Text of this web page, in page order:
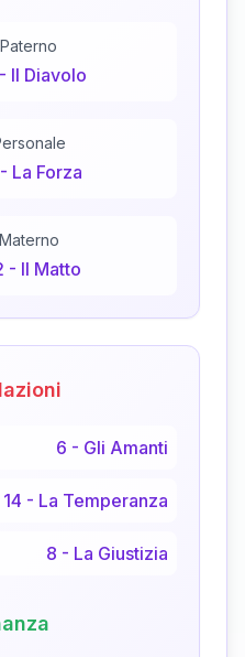
- Il Diavolo
- La Forza
- Il Matto
6 - Gli Amanti
14 - La Temperanza
8 - La Giustizia